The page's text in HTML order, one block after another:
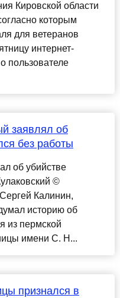
Кировской области
которым
для ветеранов
интернет-
пользователе
заявлял об
без работы
об убийстве
©
Калинин,
историю об
из пермской
имени С. Н...
признался в